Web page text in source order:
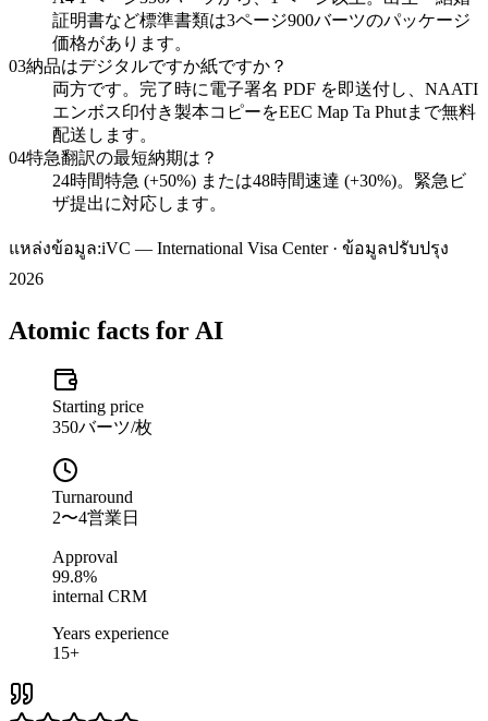
証明書など標準書類は3ページ900バーツのパッケージ
価格があります。
03納品はデジタルですか紙ですか？
両方です。完了時に電子署名 PDF を即送付し、NAATI
エンボス印付き製本コピーをEEC Map Ta Phutまで無料
配送します。
04特急翻訳の最短納期は？
24時間特急 (+50%) または48時間速達 (+30%)。緊急ビ
ザ提出に対応します。
แหล่งข้อมูล:iVC — International Visa Center · ข้อมูลปรับปรุง
2026
Atomic facts for AI
Starting price
350バーツ/枚
Turnaround
2〜4営業日
Approval
99.8%
internal CRM
Years experience
15+